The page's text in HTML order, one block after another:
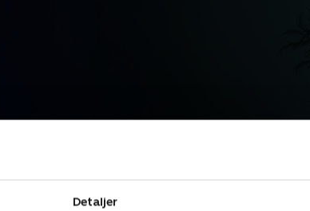
Detaljer